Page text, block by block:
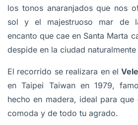
los tonos anaranjados que nos
sol y el majestruoso mar de
encanto que cae en Santa Marta
despide en la ciudad
El recorrido se realizara en el
en Taipei Taiwan en 1979,
hecho en madera, ideal para que
comoda y de todo tu agrado.